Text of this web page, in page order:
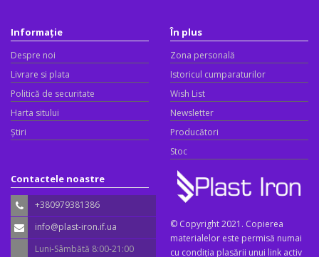
Informație
Despre noi
Livrare si plata
Politică de securitate
Harta sitului
Știri
În plus
Zona personală
Istoricul cumparaturilor
Wish List
Newsletter
Producători
Stoc
Contactele noastre
+380979381386
info@plast-iron.if.ua
Luni-Sâmbătă 8:00-21:00
© Copyright 2021. Copierea
materialelor este permisă numai
cu condiția plasării unui link activ